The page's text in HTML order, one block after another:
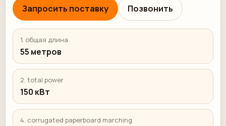
Запросить поставку Позвонить
1.⁠ ⁠общая длина
55 метров
2.⁠ ⁠total power
150 кВт
4.⁠ ⁠corrugated paperboard marching